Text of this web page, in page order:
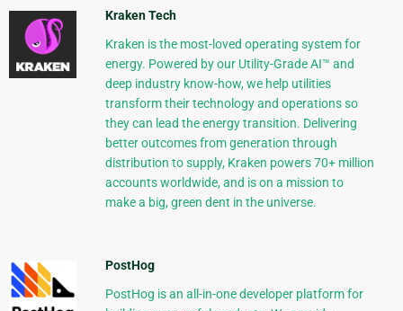
Kraken Tech
Kraken is the most-loved operating system for
energy. Powered by our Utility-Grade AI™ and
deep industry know-how, we help utilities
transform their technology and operations so
they can lead the energy transition. Delivering
better outcomes from generation through
distribution to supply, Kraken powers 70+ million
accounts worldwide, and is on a mission to
make a big, green dent in the universe.
PostHog
PostHog is an all-in-one developer platform for